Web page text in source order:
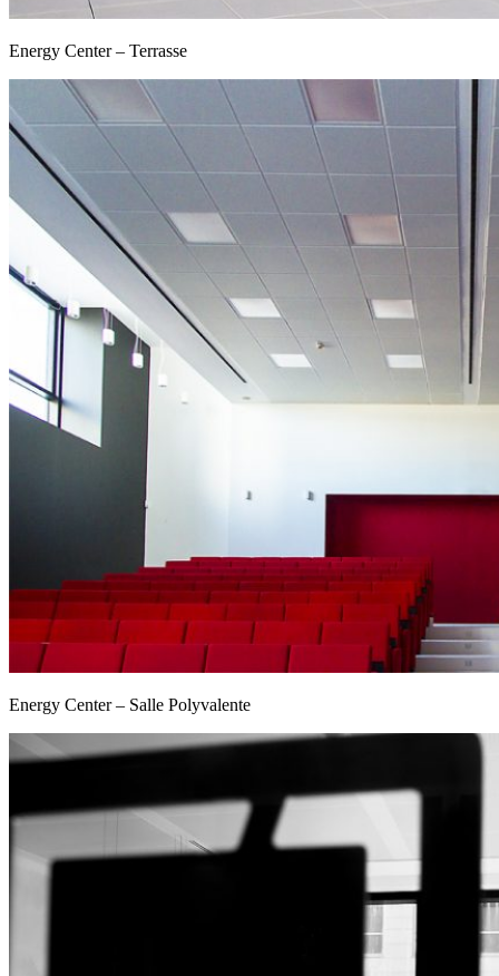
Energy Center – Terrasse
Energy Center – Salle Polyvalente